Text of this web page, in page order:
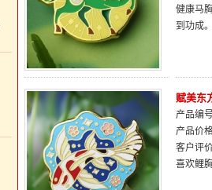
健康马
到功成
赋美东
产品编
产品价
客户评
喜欢鲤